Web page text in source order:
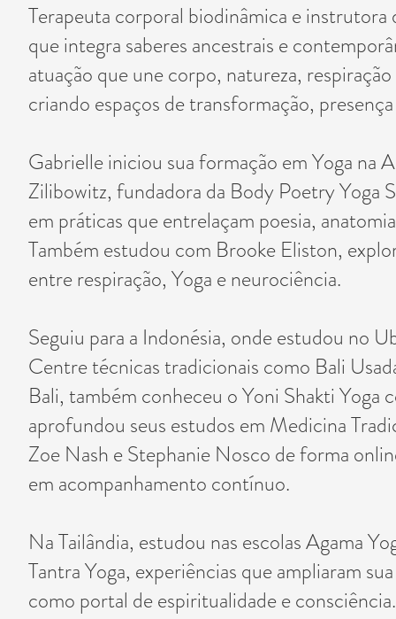
Terapeuta corporal biodinâmica e instrutora
que integra saberes ancestrais e
atuação que une corpo, natureza,
criando espaços de transformação,
Gabrielle iniciou sua formação em Yoga na
Zilibowitz, fundadora da Body Poetry Yoga
em práticas que entrelaçam poesia,
Também estudou com Brooke Eliston,
entre respiração, Yoga e neurociência.
Seguiu para a Indonésia, onde estudou no
Centre técnicas tradicionais como Bali
Bali, também conheceu o Yoni Shakti Yoga
aprofundou seus estudos em Medicina
Zoe Nash e Stephanie Nosco de forma
em acompanhamento contínuo.
Na Tailândia, estudou nas escolas Agama
Tantra Yoga, experiências que ampliaram
como portal de espiritualidade e consciência.